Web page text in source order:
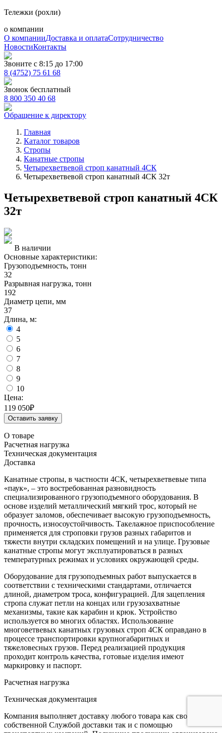
Тележки (рохли)
о компании
О компанииДоставка и оплатаСотрудничество
НовостиКонтакты
Звоните с 8:15 до 17:00
8 (4752) 75 61 68
Звонок бесплатный
8 800 350 40 68
Обращение к директору
Главная
Каталог товаров
Стропы
Канатные стропы
Четырехветвевой строп канатный 4СК
Четырехветвевой строп канатный 4СК 32т
Четырехветвевой строп канатный 4СК
32т
В наличии
Основные характеристики:
Грузоподъемность, тонн
32
Разрывная нагрузка, тонн
192
Диаметр цепи, мм
37
Длина, м:
4
5
6
7
8
9
10
Цена:
119 050₽
Оставить заявку
О товаре
Расчетная нагрузка
Техническая документация
Доставка
Канатные стропы, в частности 4СК, четырехветвевые типа
«паук», – это востребованная разновидность
специализированного грузоподъемного оборудования. В
основе изделий металлический мягкий трос, который не
образует заломов, обеспечивает высокую грузоподъемность,
прочность, износоустойчивость. Такелажное приспособление
применяется для строповки грузов разных габаритов и
тяжести внутри складских помещений и на улице. Грузовые
канатные стропы могут эксплуатироваться в разных
температурных режимах и условиях окружающей среды.
Оборудование для грузоподъемных работ выпускается в
соответствии с техническими стандартами, отличается
длиной, диаметром троса, конфигурацией. Для зацепления
стропа служат петли на концах или грузозахватные
механизмы, такие как карабин и крюк. Устройство
используется во многих областях. Использование
многоветвевых канатных грузовых строп 4СК оправдано в
процессе транспортировки крупногабаритных и
тяжеловесных грузов. Перед реализацией продукция
проходит контроль качества, готовые изделия имеют
маркировку и паспорт.
Расчетная нагрузка
Техническая документация
Компания выполняет доставку любого товара как своей
собственной Службой доставки так и с помощью